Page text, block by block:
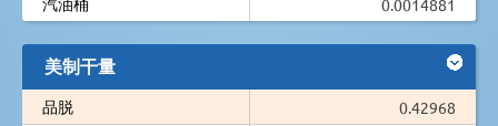
0.0014881
美制干量
品脱
0.42968